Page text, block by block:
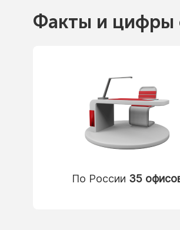
Факты и цифры
По России 35